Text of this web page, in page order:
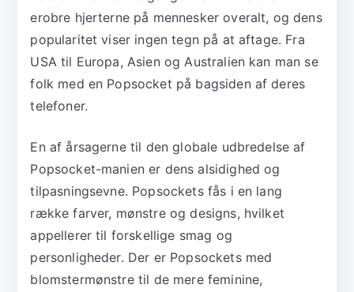
erobre hjerterne på mennesker overalt, og dens
popularitet viser ingen tegn på at aftage. Fra
USA til Europa, Asien og Australien kan man se
folk med en Popsocket på bagsiden af deres
telefoner.
En af årsagerne til den globale udbredelse af
Popsocket-manien er dens alsidighed og
tilpasningsevne. Popsockets fås i en lang
række farver, mønstre og designs, hvilket
appellerer til forskellige smag og
personligheder. Der er Popsockets med
blomstermønstre til de mere feminine,